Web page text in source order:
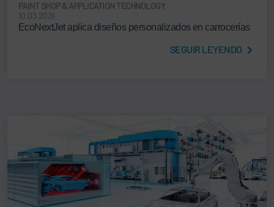
PAINT SHOP & APPLICATION TECHNOLOGY
10.03.2026
EcoNextJet aplica diseños personalizados en carrocerías
SEGUIR LEYENDO